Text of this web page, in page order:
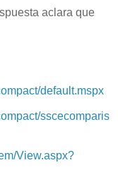
aclara que
default.mspx
sscecomparis
View.aspx?